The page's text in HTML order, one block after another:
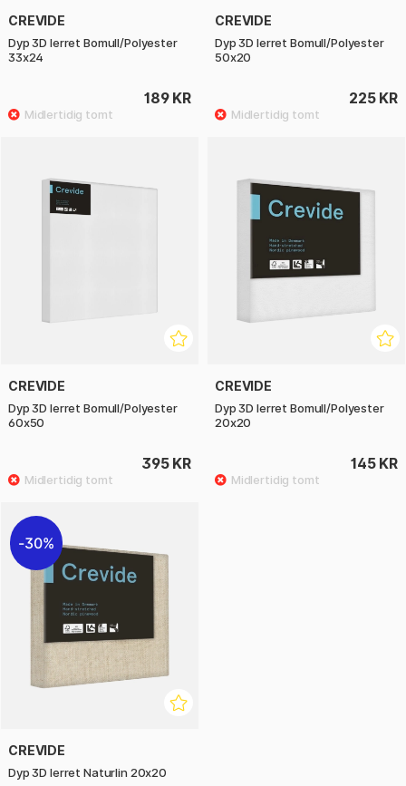
CREVIDE
Dyp 3D lerret Bomull/Polyester
33x24
189 KR
CREVIDE
Dyp 3D lerret Bomull/Polyester
50x20
225 KR
CREVIDE
Dyp 3D lerret Bomull/Polyester
60x50
395 KR
CREVIDE
Dyp 3D lerret Bomull/Polyester
20x20
145 KR
30%
CREVIDE
Dyp 3D lerret Naturlin 20x20